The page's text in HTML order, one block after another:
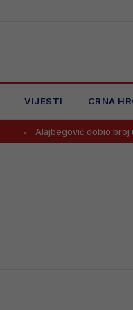
VIJESTI CRNA
Alajbegović dobio broj u